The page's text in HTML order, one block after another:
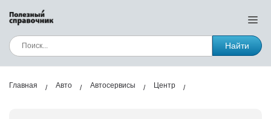
Найти
Главная Авто Автосервисы Центр